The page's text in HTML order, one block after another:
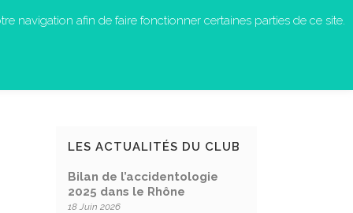
LES ACTUALITÉS DU CLUB
Bilan de l’accidentologie
2025 dans le Rhône
18 Juin 2026
navigation afin de faire fonctionner certaines parties de ce site.